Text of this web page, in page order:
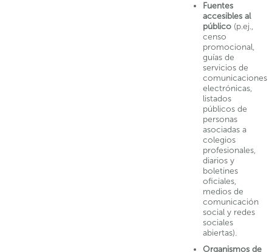
Fuentes
accesibles al
público (p.ej.,
censo
promocional,
guías de
servicios de
comunicaciones
electrónicas,
listados
públicos de
personas
asociadas a
colegios
profesionales,
diarios y
boletines
oficiales,
medios de
comunicación
social y redes
sociales
abiertas).
Organismos de